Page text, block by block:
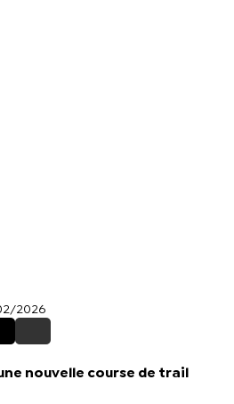
2026
nouvelle course de trail